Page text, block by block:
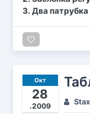
3. Два патрубка
Окт
28
.2009 Stax